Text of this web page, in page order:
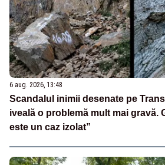
6 aug. 2026, 13:48
Scandalul inimii desenate pe
iveală o problemă mult mai gravă.
este un caz izolat”